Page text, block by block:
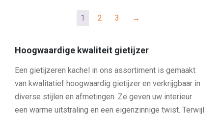
1 2 3 →
Hoogwaardige kwaliteit gietijzer
Een gietijzeren kachel in ons assortiment is gemaakt
van kwalitatief hoogwaardig gietijzer en verkrijgbaar in
diverse stijlen en afmetingen. Ze geven uw interieur
een warme uitstraling en een eigenzinnige twist. Terwijl